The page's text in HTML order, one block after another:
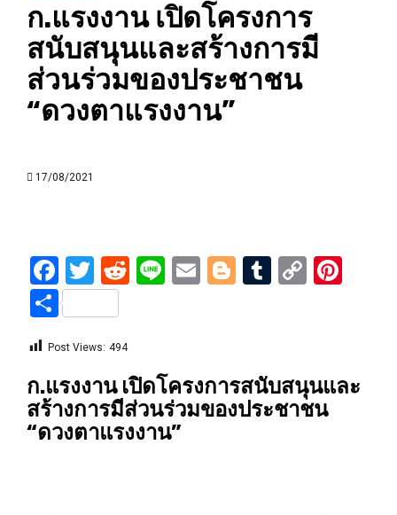
ก.แรงงาน เปิดโครงการ
สนับสนุนและสร้างการมี
ส่วนร่วมของประชาชน
“ดวงตาแรงงาน”
17/08/2021
Facebook
Twitter
Reddit
LineEmailBlogger
Tumblr
Copy
Share
Post Views: 494
ก.แรงงาน เปิดโครงการสนับสนุนและ
สร้างการมีส่วนร่วมของประชาชน
“ดวงตาแรงงาน”